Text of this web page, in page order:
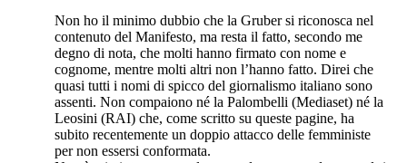
Non ho il minimo dubbio che la Gruber si riconosca nel
contenuto del Manifesto, ma resta il fatto, secondo me
degno di nota, che molti hanno firmato con nome e
cognome, mentre molti altri non l’hanno fatto. Direi che
quasi tutti i nomi di spicco del giornalismo italiano sono
assenti. Non compaiono né la Palombelli (Mediaset) né la
Leosini (RAI) che, come scritto su queste pagine, ha
subito recentemente un doppio attacco delle femministe
per non essersi conformata.